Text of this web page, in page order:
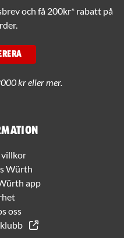
villkor
Würth
app
oss
och få 200kr* rabatt på
kr eller mer.